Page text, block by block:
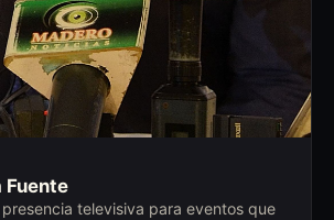
Fuente
televisiva para eventos que